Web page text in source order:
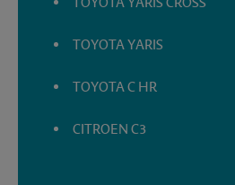
TOYOTA YARIS
TOYOTA C HR
CITROEN C3